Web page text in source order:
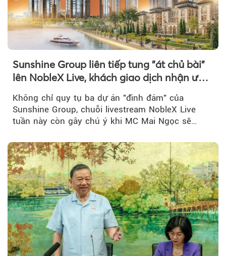
Sunshine Group liên tiếp tung "át chủ bài"
lên NobleX Live, khách giao dịch nhận ưu
Không chỉ quy tụ ba dự án "đình đám" của
Sunshine Group, chuỗi livestream NobleX Live
tuần này còn gây chú ý khi MC Mai Ngọc sẽ